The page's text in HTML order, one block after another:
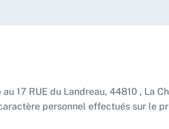
17 RUE du Landreau, 44810 , La
personnel effectués sur le